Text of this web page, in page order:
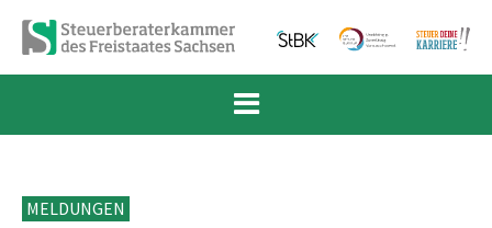
Zum Inhalt springen
Zur Navigation springen
Zum Fußbereich und Kontakt springen
MELDUNGEN